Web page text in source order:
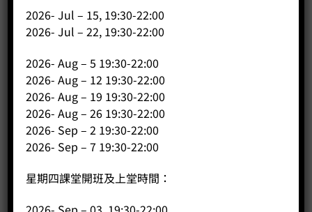
Price: HK$9,000.00
-
BUY NOW
2026- Jul – 15, 19:30-22:00
2026- Jul – 22, 19:30-22:00
2026- Aug – 5 19:30-22:00
2026- Aug – 12 19:30-22:00
2026- Aug – 19 19:30-22:00
2026- Aug – 26 19:30-22:00
2026- Sep – 2 19:30-22:00
2026- Sep – 7 19:30-22:00
星期四課堂開班及上堂時間：